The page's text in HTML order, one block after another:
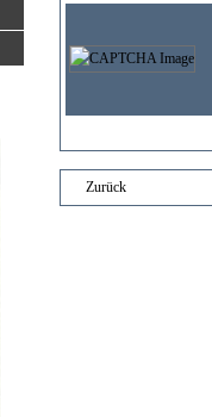
Zurück